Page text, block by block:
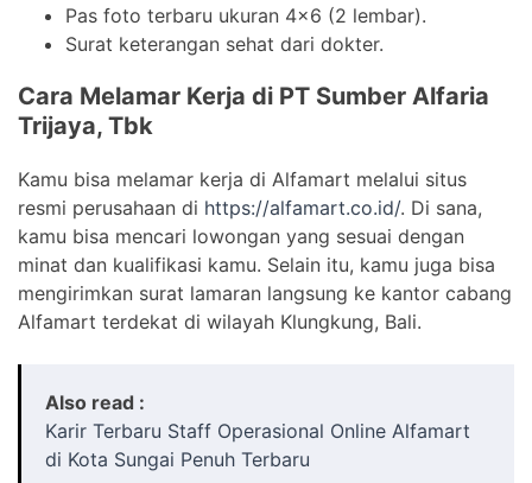
Pas foto terbaru ukuran 4×6 (2 lembar).
Surat keterangan sehat dari dokter.
Cara Melamar Kerja di PT Sumber Alfaria
Trijaya, Tbk
Kamu bisa melamar kerja di Alfamart melalui situs
resmi perusahaan di https://alfamart.co.id/. Di sana,
kamu bisa mencari lowongan yang sesuai dengan
minat dan kualifikasi kamu. Selain itu, kamu juga bisa
mengirimkan surat lamaran langsung ke kantor cabang
Alfamart terdekat di wilayah Klungkung, Bali.
Also read :
Karir Terbaru Staff Operasional Online Alfamart
di Kota Sungai Penuh Terbaru